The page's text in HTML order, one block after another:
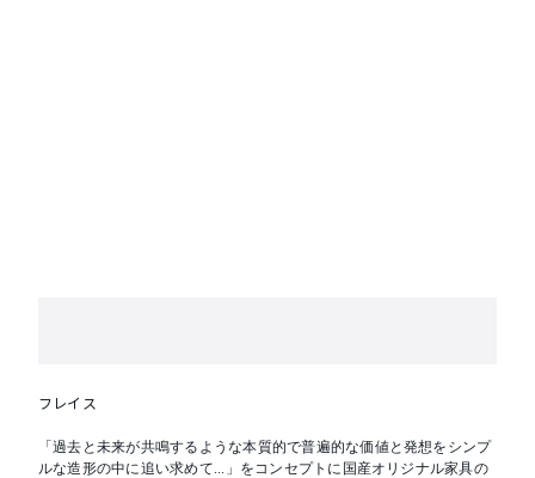
フレイス
「過去と未来が共鳴するような本質的で普遍的な価値と発想をシンプ
ルな造形の中に追い求めて...」をコンセプトに国産オリジナル家具の